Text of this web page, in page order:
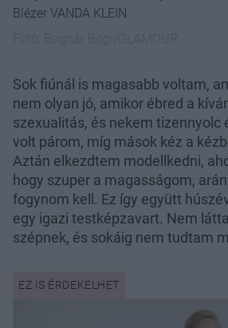
Blézer VANDA KLEIN
Sok fiúnál is magasabb voltam,
nem olyan jó, amikor ébred a
szexualitás, és nekem tizennyolc
volt párom, míg mások kéz a
Aztán elkezdtem modellkedni,
hogy szuper a magasságom,
fogynom kell. Ez így együtt
egy igazi testképzavart. Nem
szépnek, és sokáig nem tudtam